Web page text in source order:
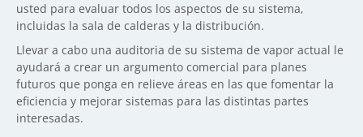
usted para evaluar todos los aspectos de su sistema,
incluidas la sala de calderas y la distribución.
Llevar a cabo una auditoria de su sistema de vapor actual le
ayudará a crear un argumento comercial para planes
futuros que ponga en relieve áreas en las que fomentar la
eficiencia y mejorar sistemas para las distintas partes
interesadas.